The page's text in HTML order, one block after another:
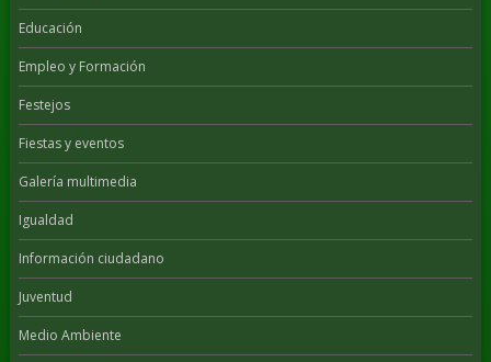
Educación
Empleo y Formación
Festejos
Fiestas y eventos
Galería multimedia
Igualdad
Información ciudadano
Juventud
Medio Ambiente